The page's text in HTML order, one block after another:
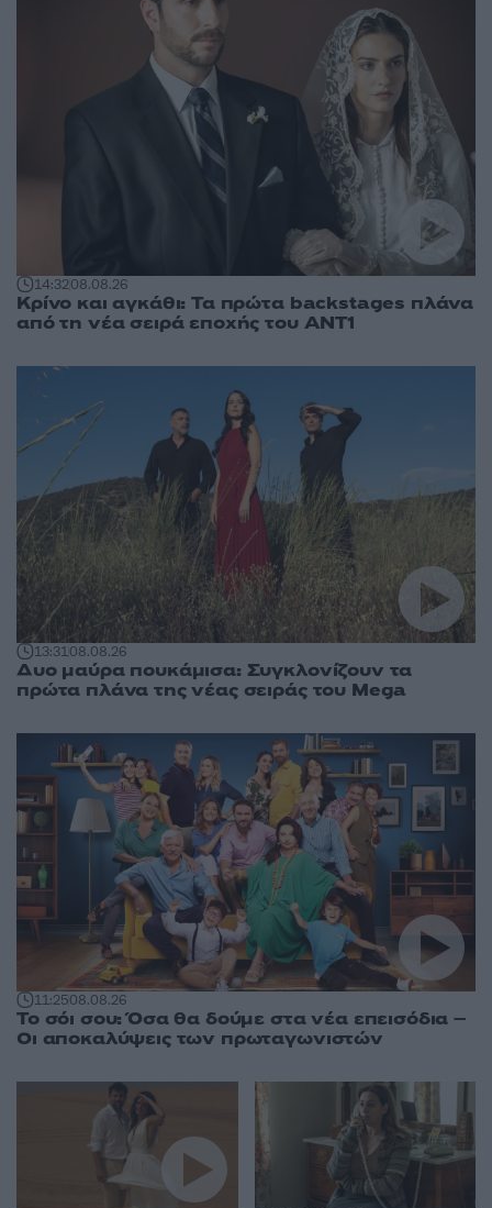
14:3208.08.26
Κρίνο και αγκάθι: Τα πρώτα backstages πλάνα
από τη νέα σειρά εποχής του ΑΝΤ1
13:3108.08.26
Δυο μαύρα πουκάμισα: Συγκλονίζουν τα
πρώτα πλάνα της νέας σειράς του Mega
11:2508.08.26
Το σόι σου: Όσα θα δούμε στα νέα επεισόδια –
Οι αποκαλύψεις των πρωταγωνιστών